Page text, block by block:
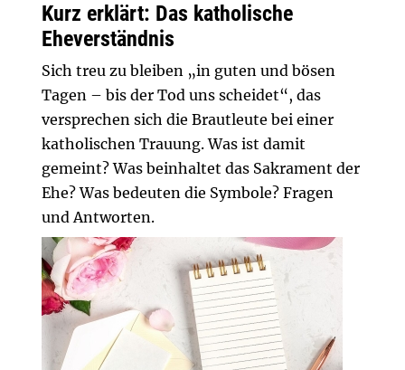
Kurz erklärt: Das katholische
Eheverständnis
Sich treu zu bleiben „in guten und bösen
Tagen – bis der Tod uns scheidet“, das
versprechen sich die Brautleute bei einer
katholischen Trauung. Was ist damit
gemeint? Was beinhaltet das Sakrament der
Ehe? Was bedeuten die Symbole? Fragen
und Antworten.